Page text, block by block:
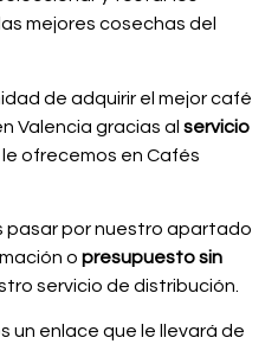
mejores cosechas del
de adquirir el mejor café
Valencia gracias al servicio
ofrecemos en Cafés
pasar por nuestro apartado
o presupuesto sin
servicio de distribución.
un enlace que le llevará de